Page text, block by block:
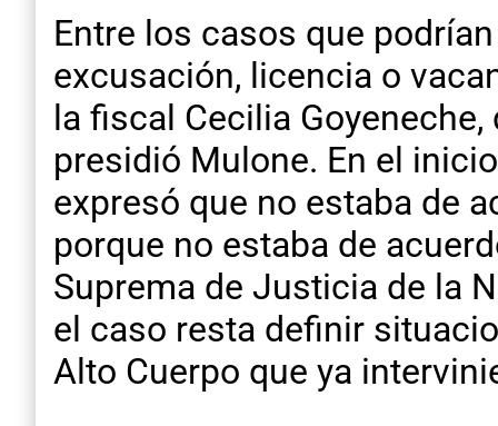
Entre los casos que
excusación, licencia o
la fiscal Cecilia
presidió Mulone. En el
expresó que no estaba de
porque no estaba de
Suprema de Justicia de la
el caso resta definir
Alto Cuerpo que ya